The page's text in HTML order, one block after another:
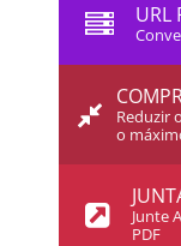
URL
Reduzir
o
Junte
PDF